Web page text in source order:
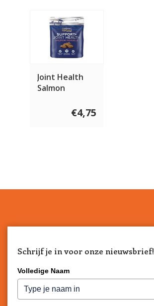
Joint Health
Salmon
€4,75
Schrijf je in voor onze nieuwsbrief!
Volledige Naam